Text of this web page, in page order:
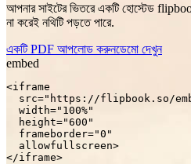
আপনার সাইটের ভিতরে একটি হোস্টেড
না করেই নথিটি পড়তে পারে.
একটি PDF আপলোড করুনডেমো দেখুন
embed
<iframe
src="https://flipbook.so/
  width="100%"
  height="600"
  frameborder="0"
  allowfullscreen>
</iframe>